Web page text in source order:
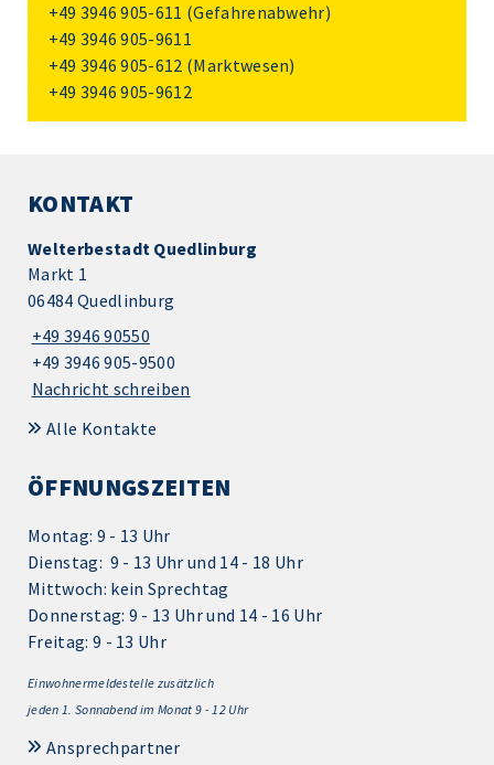
+49 3946 905-611 (Gefahrenabwehr)
+49 3946 905-9611
+49 3946 905-612 (Marktwesen)
+49 3946 905-9612
KONTAKT
Welterbestadt Quedlinburg
Markt 1
06484 Quedlinburg
+49 3946 90550
+49 3946 905-9500
Nachricht schreiben
Alle Kontakte
ÖFFNUNGSZEITEN
Montag: 9 - 13 Uhr
Dienstag: 9 - 13 Uhr und 14 - 18 Uhr
Mittwoch: kein Sprechtag
Donnerstag: 9 - 13 Uhr und 14 - 16 Uhr
Freitag: 9 - 13 Uhr
Einwohnermeldestelle zusätzlich
jeden 1. Sonnabend im Monat 9 - 12 Uhr
Ansprechpartner